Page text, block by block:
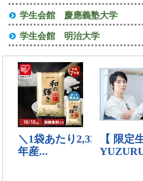
学生会館 慶應義塾大学
学生会館 明治大学